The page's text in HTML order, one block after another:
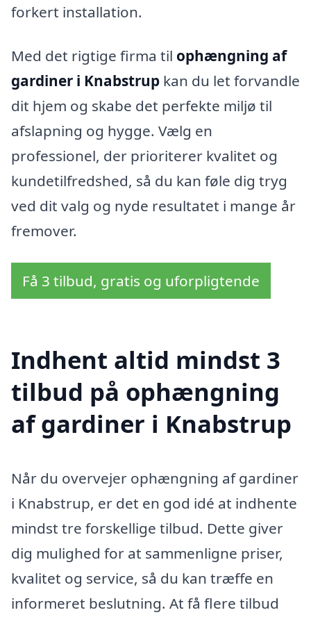
forkert installation.
Med det rigtige firma til ophængning af
gardiner i Knabstrup kan du let forvandle
dit hjem og skabe det perfekte miljø til
afslapning og hygge. Vælg en
professionel, der prioriterer kvalitet og
kundetilfredshed, så du kan føle dig tryg
ved dit valg og nyde resultatet i mange år
fremover.
Få 3 tilbud, gratis og uforpligtende
Indhent altid mindst 3
tilbud på ophængning
af gardiner i Knabstrup
Når du overvejer ophængning af gardiner
i Knabstrup, er det en god idé at indhente
mindst tre forskellige tilbud. Dette giver
dig mulighed for at sammenligne priser,
kvalitet og service, så du kan træffe en
informeret beslutning. At få flere tilbud